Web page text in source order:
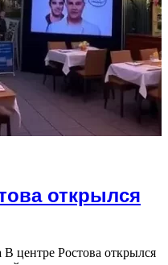
открылся
центре Ростова открылся